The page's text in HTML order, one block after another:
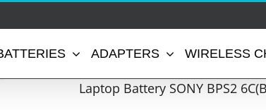
ADAPTERS WIRELESS
Laptop Battery SONY BPS2